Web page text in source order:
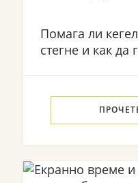
Помага ли
стегне и как да